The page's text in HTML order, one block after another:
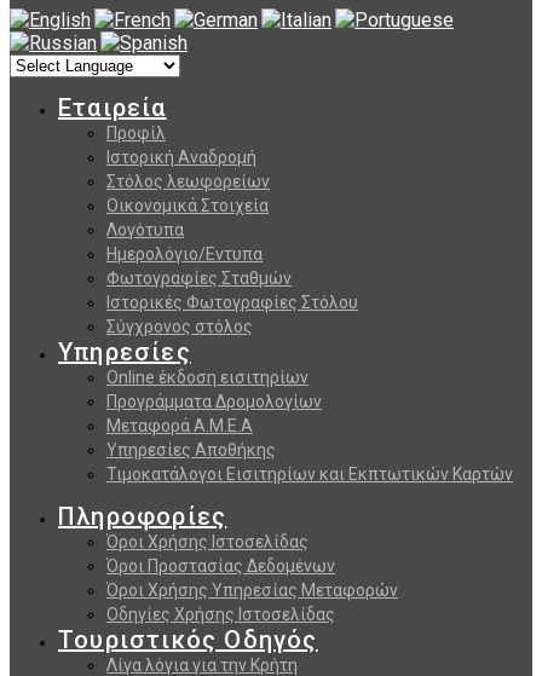
Εταιρεία
Προφίλ
Ιστορική Αναδρομή
Στόλος λεωφορείων
Οικονομικά Στοιχεία
Λογότυπα
Ημερολόγιο/Εντυπα
Φωτογραφίες Σταθμών
Ιστορικές Φωτογραφίες Στόλου
Σύγχρονος στόλος
Υπηρεσίες
Online έκδοση εισιτηρίων
Προγράμματα Δρομολογίων
Μεταφορά Α.Μ.Ε.Α
Υπηρεσίες Αποθήκης
Τιμοκατάλογοι Εισιτηρίων και Εκπτωτικών Καρτών
Πληροφορίες
Όροι Χρήσης Ιστοσελίδας
Όροι Προστασίας Δεδομένων
Όροι Χρήσης Υπηρεσίας Μεταφορών
Οδηγίες Χρήσης Ιστοσελίδας
Τουριστικός Οδηγός
Λίγα λόγια για την Κρήτη